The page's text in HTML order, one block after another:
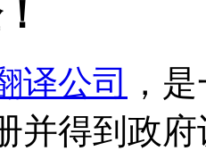
译公司
，
并得到政